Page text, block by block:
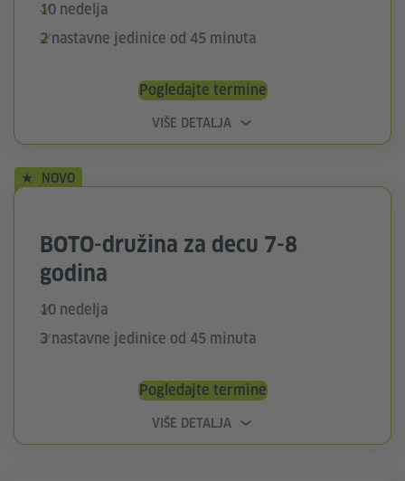
10 nedelja
2 nastavne jedinice od 45 minuta
Pogledajte termine
VIŠE DETALJA
NOVO
BOTO-družina za decu 7-8
godina
10 nedelja
3 nastavne jedinice od 45 minuta
Pogledajte termine
VIŠE DETALJA